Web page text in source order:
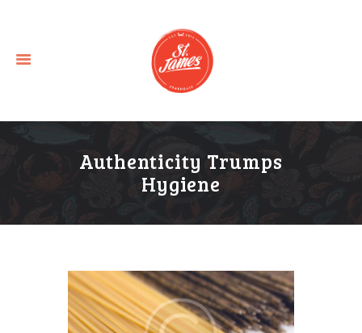
Authenticity Trumps
Hygiene